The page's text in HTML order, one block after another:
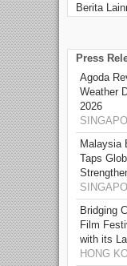
Berita
Press
Agoda
Weather
2026
Malaysia
Taps
Bridging
Film
with its
HONG